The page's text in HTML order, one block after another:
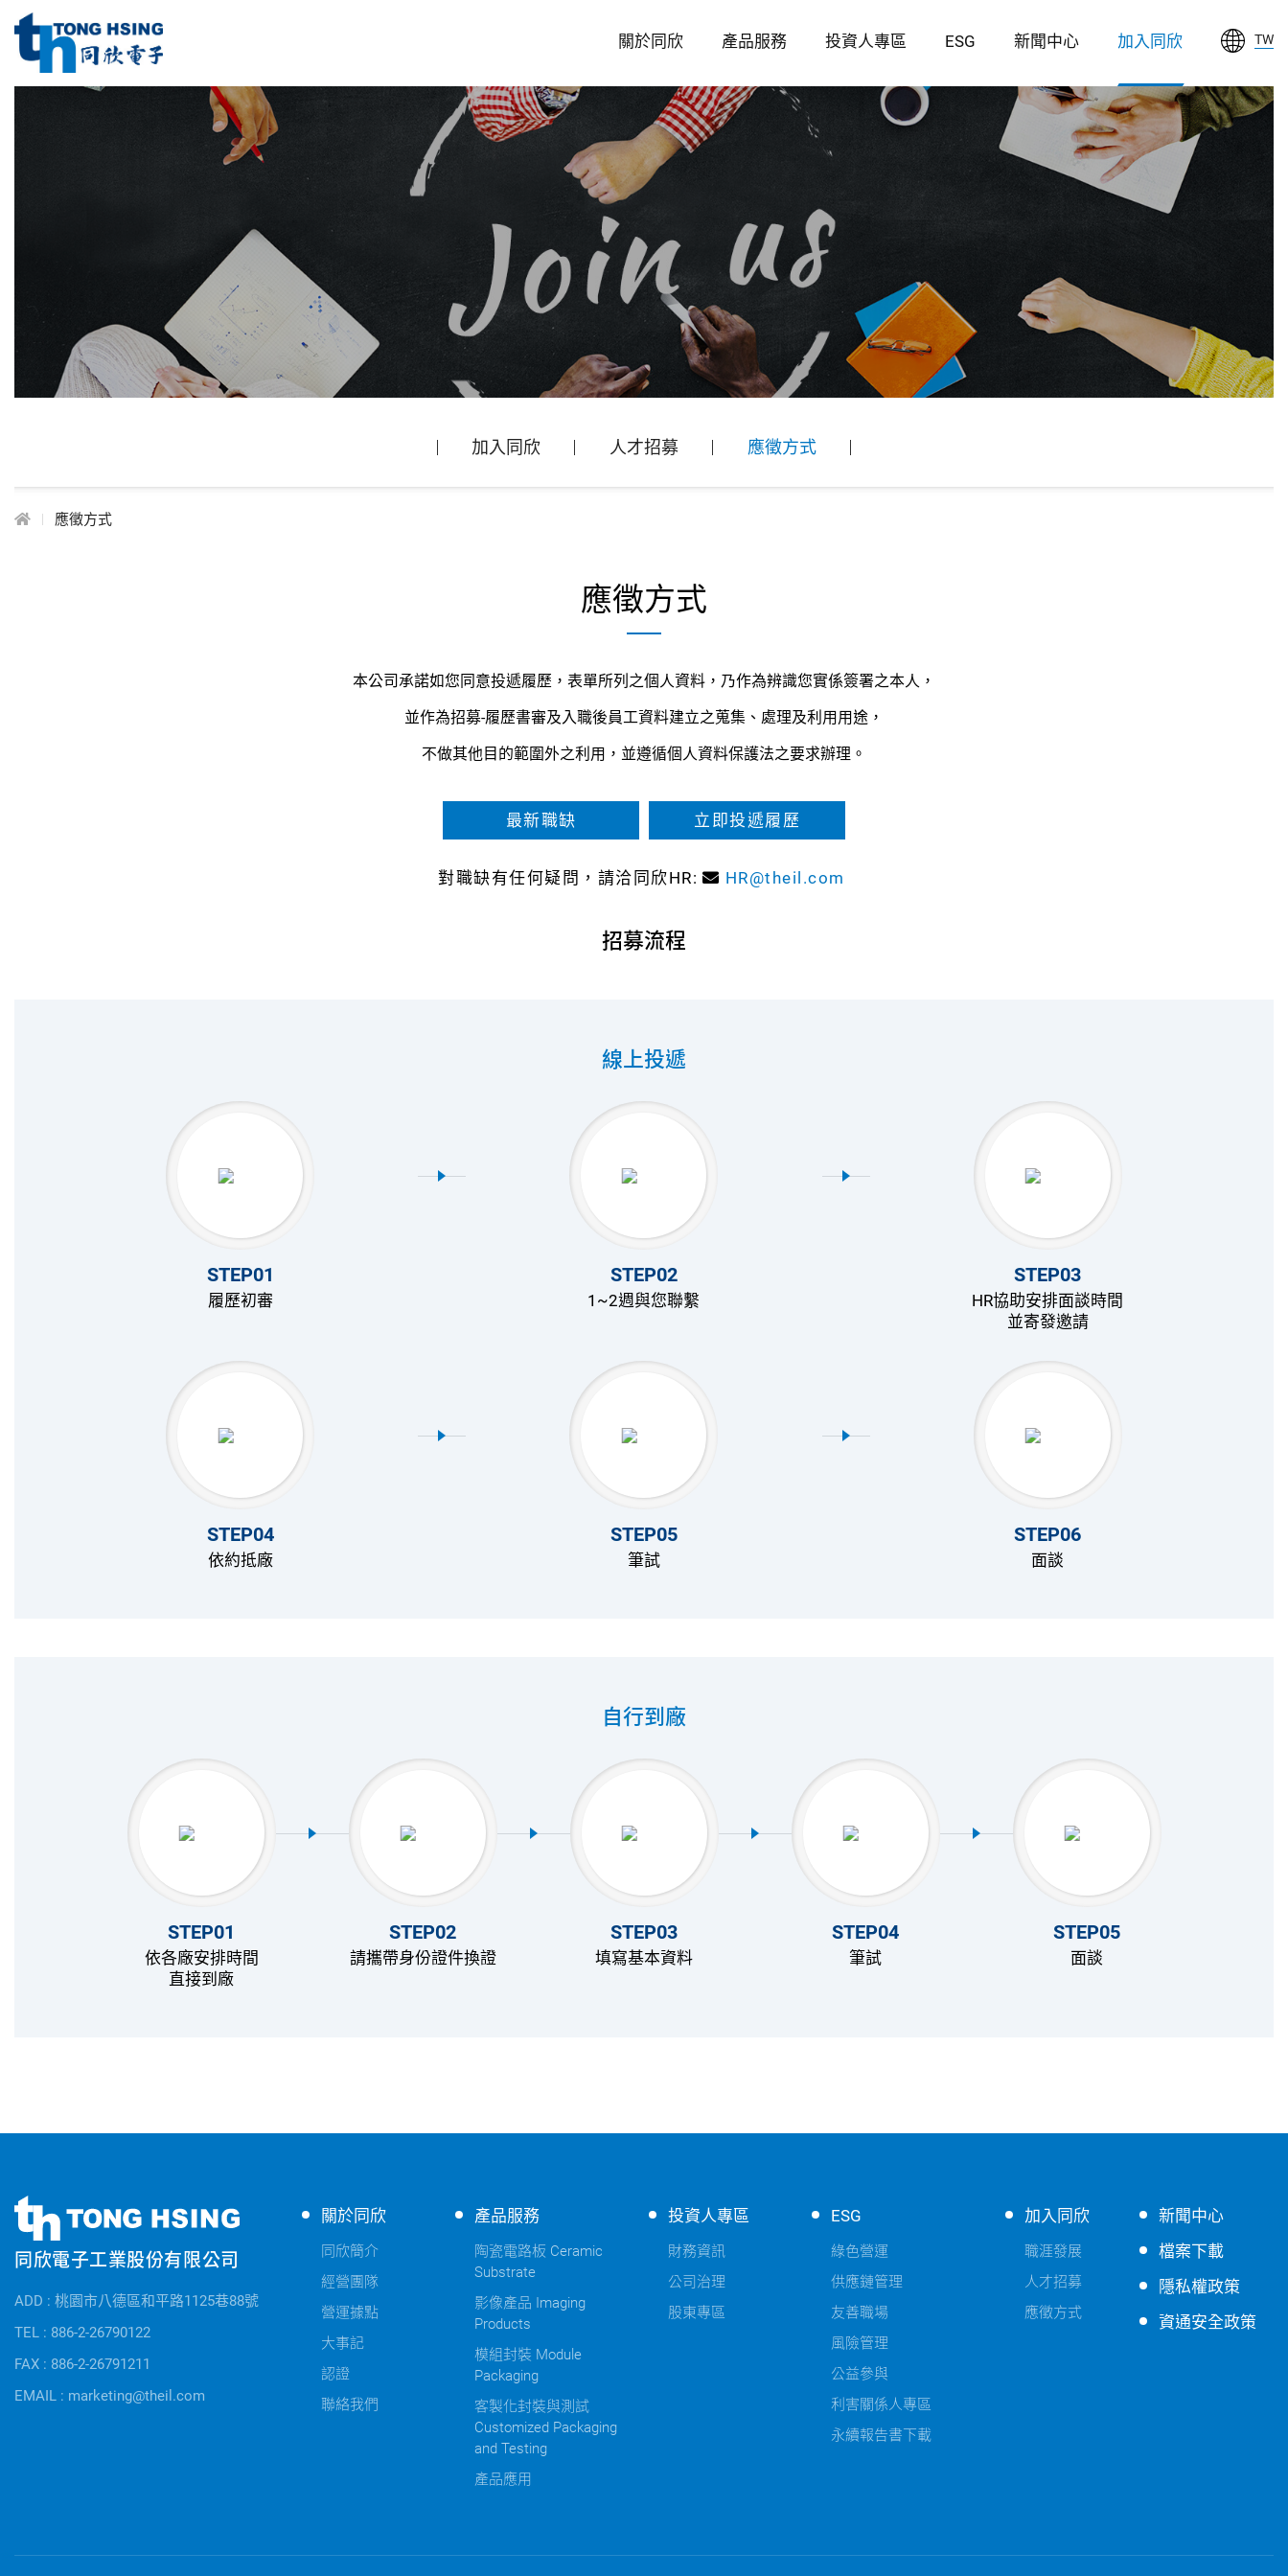
同
限
司
子
份
司
Menu
關於同欣 產品服務 投資人專區 ESG 新聞中心 加入同欣 TW
加
入
同
欣
加入同欣 人才招募 應徵方式
應徵方式
應徵方式
本公司承諾如您同意投遞履歷，表單所列之個人資料，乃作為辨識您實係簽署之本人，
並作為招募-履歷書審及入職後員工資料建立之蒐集、處理及利用用途，
不做其他目的範圍外之利用，並遵循個人資料保護法之要求辦理。
最新職缺 立即投遞履歷
對職缺有任何疑問，請洽同欣HR: HR@theil.com
招募流程
線上投遞
STEP01
履歷初審
STEP02
1~2週與您聯繫
STEP03
HR協助安排面談時間
並寄發邀請
STEP04
依約抵廠
STEP05
筆試
STEP06
面談
自行到廠
STEP01
依各廠安排時間
直接到廠
STEP02
請攜帶身份證件換證
STEP03
填寫基本資料
STEP04
筆試
STEP05
面談
同
欣
電
公
司
訊
同欣電子工業股份有限公司
ADD : 桃園市八德區和平路1125巷88號
TEL : 886-2-26790122
FAX : 886-2-26791211
EMAIL : marketing@theil.com
同
關於同欣
同欣簡介
經營團隊
營運據點
大事記
認證
聯絡我們
產品服務
陶瓷電路板 Ceramic
Substrate
影像產品 Imaging
Products
模組封裝 Module
Packaging
客製化封裝與測試
Customized Packaging
and Testing
產品應用
投資人專區
財務資訊
公司治理
股東專區
ESG
綠色營運
供應鏈管理
友善職場
風險管理
公益參與
利害關係人專區
永續報告書下載
加入同欣
職涯發展
人才招募
應徵方式
新聞中心
檔案下載
隱私權政策
資通安全政策